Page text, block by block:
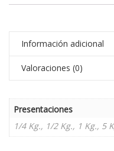
Información adicional
Valoraciones (0)
Presentaciones
1/4 Kg., 1/2 Kg., 1 Kg., 5